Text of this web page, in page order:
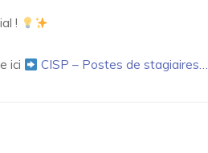
!
ici CISP – Postes de stagiaires…